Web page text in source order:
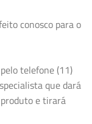
conosco para o
telefone (11)
que dará
e tirará